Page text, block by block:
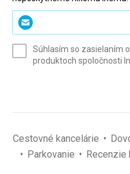
Zadajte
svoj
(povinné)
Súhlasím so zasielaním
produktoch spoločnosti
Cestovné kancelárie
Parkovanie
Recenzie